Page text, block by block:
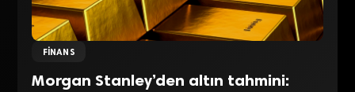
FINANS
Morgan Stanley’den altın tahmini: